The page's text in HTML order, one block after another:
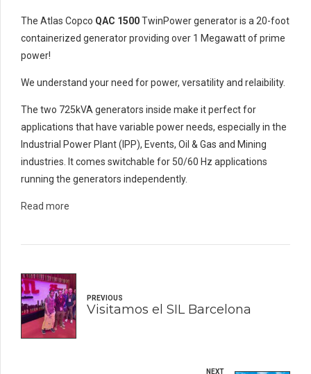
The Atlas Copco QAC 1500TwinPower generator is a 20-foot
containerized generator providing over 1 Megawatt of prime
power!
We understand your need for power, versatility and relaibility.
The two 725kVA generators inside make it perfect for
applications that have variable power needs, especially in the
Industrial Power Plant (IPP), Events, Oil & Gas and Mining
industries. It comes switchable for 50/60 Hz applications
running the generators independently.
Read more
PREVIOUS
Visitamos el SIL Barcelona
NEXT